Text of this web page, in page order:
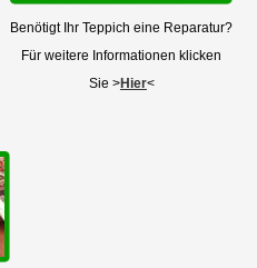
Benötigt Ihr Teppich eine Reparatur?
Für weitere Informationen klicken
Sie >Hier<